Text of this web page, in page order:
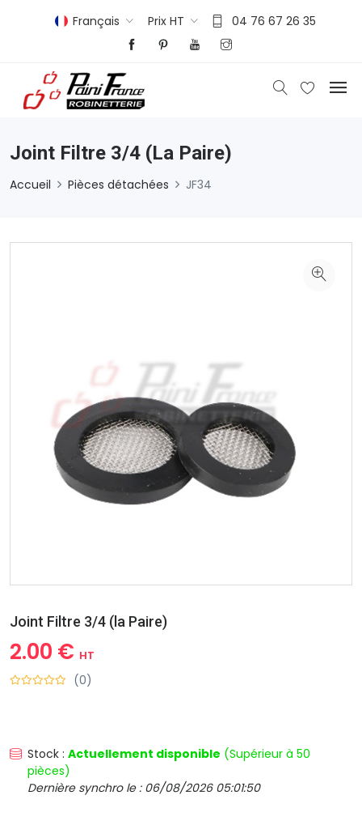
Français Prix HT 04 76 67 26 35
Joint Filtre 3/4 (la Paire)
Accueil Pièces détachées JF34
Joint Filtre 3/4 (la Paire)
2.00 € HT
(0)
Stock : Actuellement disponible (Supérieur à 50
pièces)
Dernière synchro le : 06/08/2026 05:01:50